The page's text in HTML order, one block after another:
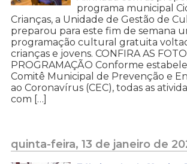
programa municipal
Crianças, a Unidade de Gestão de
preparou para este fim de semana
programação cultural gratuita
crianças e jovens. CONFIRA AS
PROGRAMAÇÃO Conforme
Comitê Municipal de Prevenção e
ao Coronavírus (CEC), todas as
com […]
quinta-feira, 13 de janeiro de